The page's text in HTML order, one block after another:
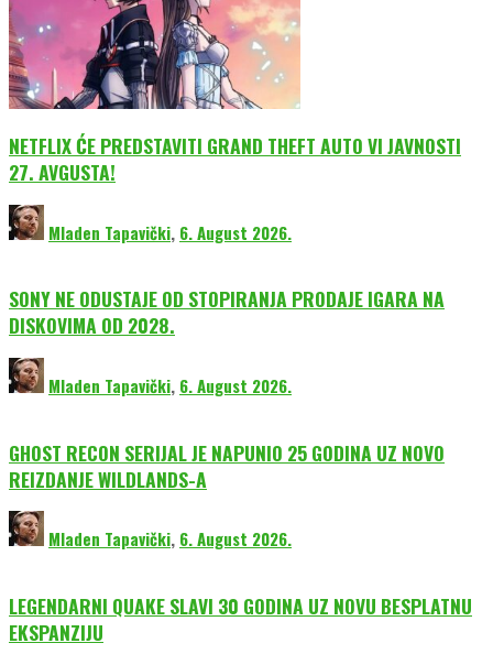
NETFLIX ĆE PREDSTAVITI GRAND THEFT AUTO VI JAVNOSTI
27. AVGUSTA!
Mladen Tapavički, 6. August 2026.
SONY NE ODUSTAJE OD STOPIRANJA PRODAJE IGARA NA
DISKOVIMA OD 2028.
Mladen Tapavički, 6. August 2026.
GHOST RECON SERIJAL JE NAPUNIO 25 GODINA UZ NOVO
REIZDANJE WILDLANDS-A
Mladen Tapavički, 6. August 2026.
LEGENDARNI QUAKE SLAVI 30 GODINA UZ NOVU BESPLATNU
EKSPANZIJU